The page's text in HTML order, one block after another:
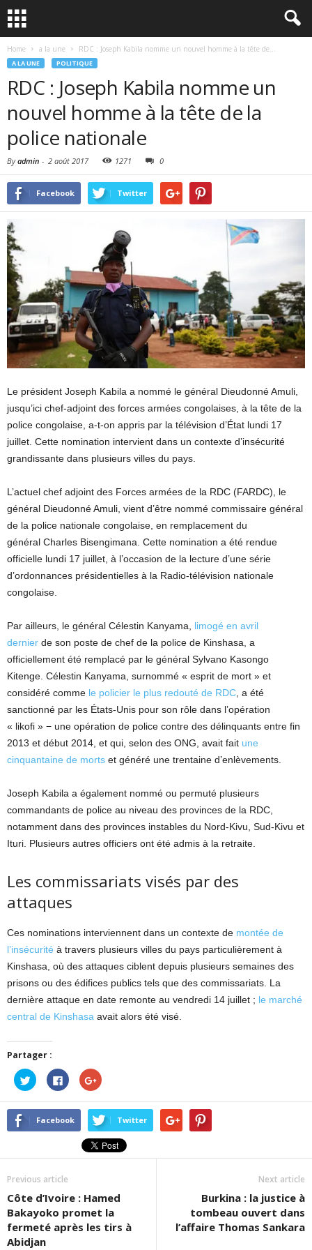
Home a la une RDC : Joseph Kabila nomme un nouvel homme à la tête de...
A LA UNE POLITIQUE
RDC : Joseph Kabila nomme un
nouvel homme à la tête de la
police nationale
Byadmin - 2 août 2017 1271 0
Facebook Twitter
Le président Joseph Kabila a nommé le général Dieudonné Amuli,
jusqu’ici chef-adjoint des forces armées congolaises, à la tête de la
police congolaise, a-t-on appris par la télévision d’État lundi 17
juillet. Cette nomination intervient dans un contexte d’insécurité
grandissante dans plusieurs villes du pays.
L’actuel chef adjoint des Forces armées de la RDC (FARDC), le
général Dieudonné Amuli, vient d’être nommé commissaire général
de la police nationale congolaise, en remplacement du
général Charles Bisengimana. Cette nomination a été rendue
officielle lundi 17 juillet, à l’occasion de la lecture d’une série
d’ordonnances présidentielles à la Radio-télévision nationale
congolaise.
Par ailleurs, le général Célestin Kanyama, limogé en avril
dernier de son poste de chef de la police de Kinshasa, a
officiellement été remplacé par le général Sylvano Kasongo
Kitenge. Célestin Kanyama, surnommé « esprit de mort » et
considéré comme le policier le plus redouté de RDC , a été
sanctionné par les États-Unis pour son rôle dans l’opération
« likofi » − une opération de police contre des délinquants entre fin
2013 et début 2014, et qui, selon des ONG, avait fait une
cinquantaine de morts et généré une trentaine d’enlèvements.
Joseph Kabila a également nommé ou permuté plusieurs
commandants de police au niveau des provinces de la RDC,
notamment dans des provinces instables du Nord-Kivu, Sud-Kivu et
Ituri. Plusieurs autres officiers ont été admis à la retraite.
Les commissariats visés par des
attaques
Ces nominations interviennent dans un contexte de montée de
l’insécurité à travers plusieurs villes du pays particulièrement à
Kinshasa, où des attaques ciblent depuis plusieurs semaines des
prisons ou des édifices publics tels que des commissariats. La
dernière attaque en date remonte au vendredi 14 juillet ; le marché
central de Kinshasa avait alors été visé.
Partager :
Cliquez
pour
partager
sur
Twitter(ouvre
dans
Cliquez
pour
partager
sur
Facebook(ouvre
dans
nouvelle
fenêtre)
Cliquez
pour
sur
Google+
(ouvre
dans
une
nouvelle
fenêtre)
Facebook Twitter
Previous article
Côte d’Ivoire : Hamed
Bakayoko promet la
fermeté après les tirs à
Abidjan
Next article
Burkina : la justice à
tombeau ouvert dans
l’affaire Thomas Sankara